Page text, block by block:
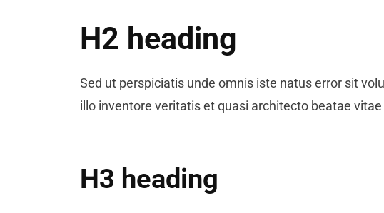
H2 heading
Sed ut perspiciatis unde omnis iste natus error sit
illo inventore veritatis et quasi architecto beatae
H3 heading